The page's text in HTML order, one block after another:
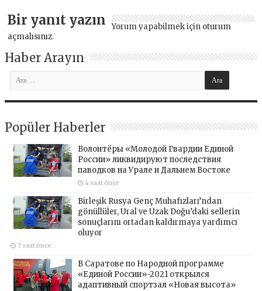
Bir yanıt yazın Yorum yapabilmek için oturum
açmalısınız.
Haber Arayın
Popüler Haberler
Волонтёры «Молодой Гвардии Единой
России» ликвидируют последствия
паводков на Урале и Дальнем Востоке
4 saat önce
Birleşik Rusya Genç Muhafızları’ndan
gönüllüler, Ural ve Uzak Doğu’daki sellerin
sonuçlarını ortadan kaldırmaya yardımcı
oluyor
7 saat önce
В Саратове по Народной программе
«Единой России»-2021 открылся
адаптивный спортзал «Новая высота»